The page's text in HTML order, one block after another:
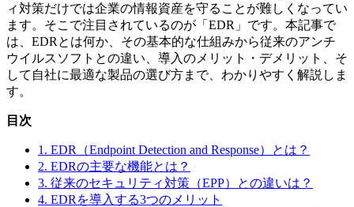
ィ対策だけでは企業の情報資産を守ることが難しくなってい
ます。そこで注目されているのが「EDR」です。本記事で
は、EDRとは何か、その基本的な仕組みから従来のアンチ
ウイルスソフトとの違い、導入のメリット・デメリット、そ
して自社に最適な製品の選び方まで、わかりやすく解説しま
す。
目次
1. EDR（Endpoint Detection and Response）とは？
2. EDRの主要な機能とは？
3. 従来のセキュリティ対策（EPP）との違いは？
4. EDRを導入する3つのメリット